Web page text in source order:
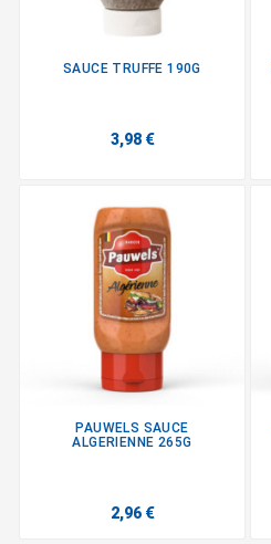
SAUCE TRUFFE 190G
3,98 €
PAUWELS SAUCE
ALGERIENNE 265G
2,96 €